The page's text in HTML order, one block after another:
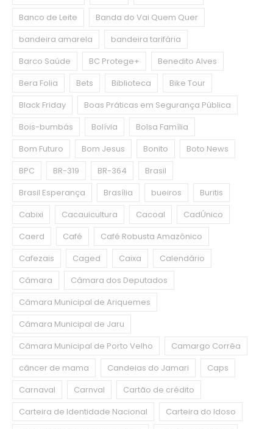
Banco de Leite
Banda do Vai Quem Quer
bandeira amarela
bandeira tarifária
Barco Saúde
BC Protege+
Benedito Alves
Bera Folia
Bets Biblioteca
Bike Tour
Black Friday
Boas Práticas em Segurança Pública
Bois-bumbás
Bolívia
Bolsa Família
Bom Futuro
Bom Jesus Bonito
Boto News
BPC
BR-319 BR-364
Brasil
Brasil Esperança
Brasília bueiros
Buritis
Cabixi
Cacauicultura Cacoal
CadÚnico
Caerd
Café
Café Robusta Amazônico
Cafezais
Caged Caixa
Calendário
Câmara
Câmara dos Deputados
Câmara Municipal de Ariquemes
Câmara Municipal de Jaru
Câmara Municipal de Porto Velho
Camargo Corrêa
câncer de mama
Candeias do Jamari
Caps
Carnaval
Carnval
Cartão de crédito
Carteira de Identidade Nacional
Carteira do Idoso